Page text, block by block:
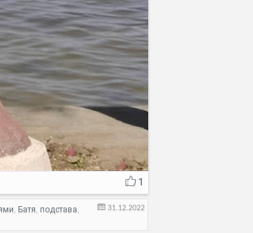
1
31.12.2022
, Батя, подстава,